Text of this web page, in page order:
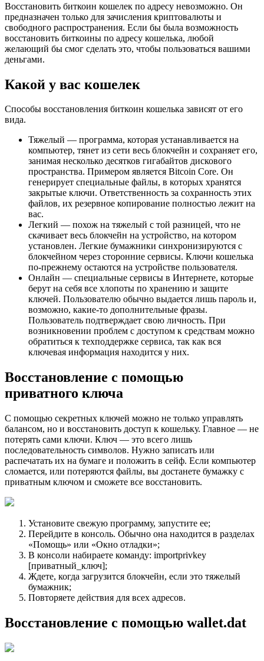
Восстановить биткоин кошелек по адресу невозможно. Он
предназначен только для зачисления криптовалюты и
свободного распространения. Если бы была возможность
восстановить биткоины по адресу кошелька, любой
желающий бы смог сделать это, чтобы пользоваться вашими
деньгами.
Какой у вас кошелек
Способы восстановления биткоин кошелька зависят от его
вида.
Тяжелый — программа, которая устанавливается на
компьютер, тянет из сети весь блокчейн и сохраняет его,
занимая несколько десятков гигабайтов дискового
пространства. Примером является Bitcoin Core. Он
генерирует специальные файлы, в которых хранятся
закрытые ключи. Ответственность за сохранность этих
файлов, их резервное копирование полностью лежит на
вас.
Легкий — похож на тяжелый с той разницей, что не
скачивает весь блокчейн на устройство, на котором
установлен. Легкие бумажники синхронизируются с
блокчейном через сторонние сервисы. Ключи кошелька
по-прежнему остаются на устройстве пользователя.
Онлайн — специальные сервисы в Интернете, которые
берут на себя все хлопоты по хранению и защите
ключей. Пользователю обычно выдается лишь пароль и,
возможно, какие-то дополнительные фразы.
Пользователь подтверждает свою личность. При
возникновении проблем с доступом к средствам можно
обратиться к техподдержке сервиса, так как вся
ключевая информация находится у них.
Восстановление с помощью
приватного ключа
С помощью секретных ключей можно не только управлять
балансом, но и восстановить доступ к кошельку. Главное — не
потерять сами ключи. Ключ — это всего лишь
последовательность символов. Нужно записать или
распечатать их на бумаге и положить в сейф. Если компьютер
сломается, или потеряются файлы, вы достанете бумажку с
приватным ключом и сможете все восстановить.
Установите свежую программу, запустите ее;
Перейдите в консоль. Обычно она находится в разделах
«Помощь» или «Окно отладки»;
В консоли набираете команду: importprivkey
[приватный_ключ];
Ждете, когда загрузится блокчейн, если это тяжелый
бумажник;
Повторяете действия для всех адресов.
Восстановление с помощью wallet.dat